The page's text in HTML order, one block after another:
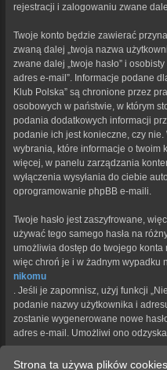
Strona ta używa plików
rejestracji i zalogowaniu zwane
Twoje konto będzie zawierać
zwaną dalej „twoja nazwa
zwane dalej „twoje hasło” i
adres e-mail”. Informacje podane
Klub Polska” są chronione przez
osobowych w państwie, w którym
podania dodatkowych informacji
podanie ich jest konieczne, czy
wybrania, które informacje o twoim
więcej, w panelu zarządzania
wyłączenia wysyłania do ciebie
oprogramowanie phpBB e-maili.
Twoje hasło jest zaszyfrowane,
używać tego samego hasła na
umożliwia dostęp do twojego konta
więc chroń je i w żadnym wypadku
nikomu
. Jeśli je zapomnisz, użyj funkcji
podanie nazwy użytkownika i
zostanie wygenerowane nowe
adres e-mail. Umożliwi ono